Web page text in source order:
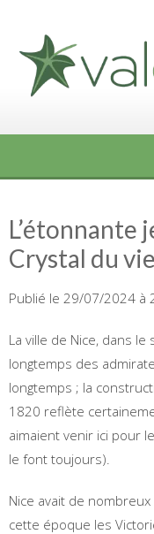
content
L’étonnante
Crystal du
Publié le 29/07/2024 à
La ville de Nice, dans
longtemps des
longtemps ; la
1820 reflète
aimaient venir ici pour
le font toujours).
Nice avait de
cette époque les